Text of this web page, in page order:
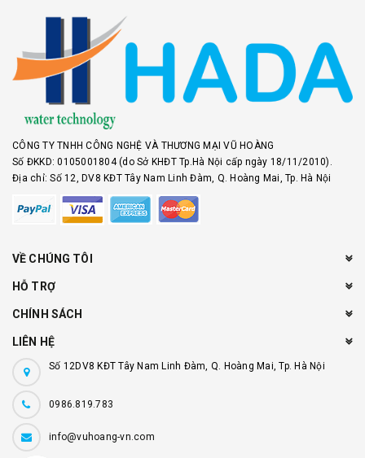
CÔNG TY TNHH CÔNG NGHỆ VÀ THƯƠNG MẠI VŨ HOÀNG
Số ĐKKD: 0105001804 (do Sở KHĐT Tp.Hà Nội cấp ngày 18/11/2010).
Địa chỉ: Số 12, DV8 KĐT Tây Nam Linh Đàm, Q. Hoàng Mai, Tp. Hà Nội
VỀ CHÚNG TÔI
HỖ TRỢ
CHÍNH SÁCH
LIÊN HỆ
Số 12DV8 KĐT Tây Nam Linh Đàm, Q. Hoàng Mai, Tp. Hà Nội
0986.819.783
info@vuhoang-vn.com